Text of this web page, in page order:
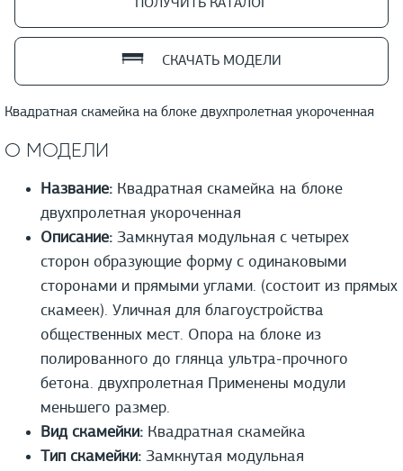
Квадратная скамейка на блоке двухпролетная укороченная
ПОЛУЧИТЬ КАТАЛОГ
СКАЧАТЬ МОДЕЛИ
О МОДЕЛИ
Название: Квадратная скамейка на блоке
двухпролетная укороченная
Описание: Замкнутая модульная с четырех
сторон образующие форму с одинаковыми
сторонами и прямыми углами. (состоит из прямых
скамеек). Уличная для благоустройства
общественных мест. Опора на блоке из
полированного до глянца ультра-прочного
бетона. двухпролетная Применены модули
меньшего размер.
Вид скамейки: Квадратная скамейка
Тип скамейки: Замкнутая модульная